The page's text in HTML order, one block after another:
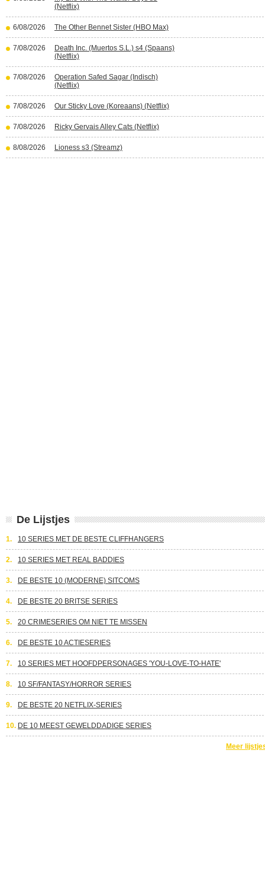
(Netflix)
6/08/2026 The Other Bennet Sister (HBO Max)
7/08/2026
Death Inc. (Muertos S.L.) s4 (Spaans)
(Netflix)
7/08/2026
Operation Safed Sagar (Indisch)
(Netflix)
7/08/2026 Our Sticky Love (Koreaans) (Netflix)
7/08/2026 Ricky Gervais Alley Cats (Netflix)
8/08/2026 Lioness s3 (Streamz)
De Lijstjes
1. 10 SERIES MET DE BESTE CLIFFHANGERS
2. 10 SERIES MET REAL BADDIES
3. DE BESTE 10 (MODERNE) SITCOMS
4. DE BESTE 20 BRITSE SERIES
5. 20 CRIMESERIES OM NIET TE MISSEN
6. DE BESTE 10 ACTIESERIES
7. 10 SERIES MET HOOFDPERSONAGES 'YOU-LOVE-TO-HATE'
8. 10 SF/FANTASY/HORROR SERIES
9. DE BESTE 20 NETFLIX-SERIES
10. DE 10 MEEST GEWELDDADIGE SERIES
Meer